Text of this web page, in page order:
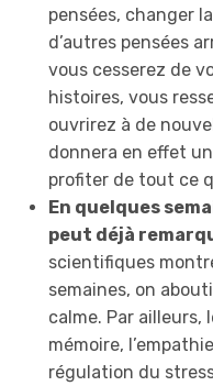
pensées, changer
d’autres pensées
vous cesserez de
histoires, vous
ouvrirez à de
donnera en effet
profiter de tout ce
En quelques
peut déjà
scientifiques
semaines, on
calme. Par ailleurs,
mémoire,
régulation du